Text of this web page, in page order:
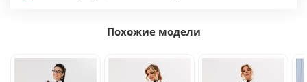
Похожие модели